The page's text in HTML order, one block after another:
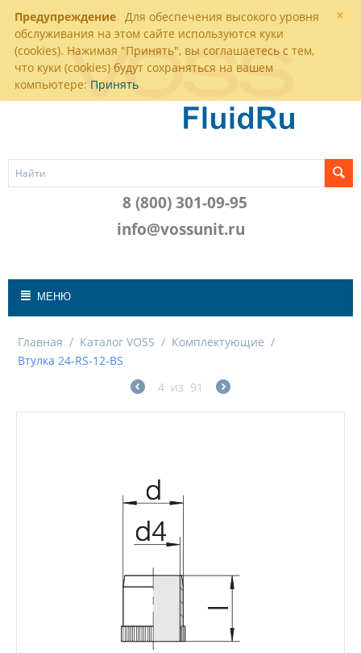
×
Предупреждение Для обеспечения высокого уровня
обслуживания на этом сайте используются куки
(cookies). Нажимая "Принять", вы соглашаетесь с тем,
что куки (cookies) будут сохраняться на вашем
компьютере: Принять
8 (800) 301-09-95
info@vossunit.ru
МЕНЮ
Главная / Каталог VOSS / Комплектующие /
Втулка 24-RS-12-BS
4 из 91